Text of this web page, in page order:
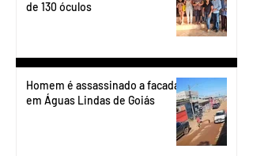
de 130 óculos
Homem é assassinado a facadas
em Águas Lindas de Goiás